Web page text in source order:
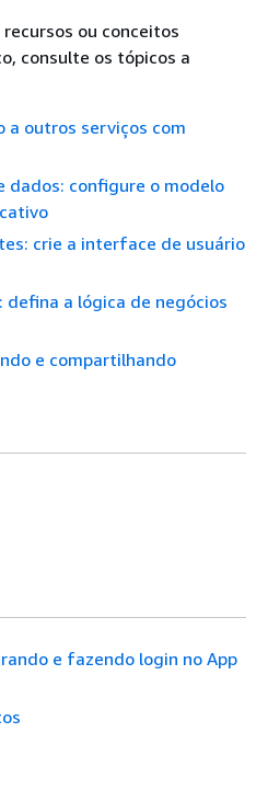
ou conceitos
consulte os tópicos a
a outros serviços com
dados: configure o modelo
crie a interface de usuário
defina a lógica de negócios
e compartilhando
e fazendo login no App